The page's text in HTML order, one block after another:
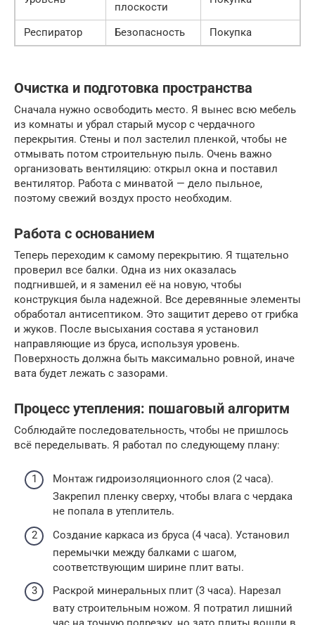
плоскости
Респиратор Безопасность Покупка
Очистка и подготовка пространства
Сначала нужно освободить место. Я вынес всю мебель
из комнаты и убрал старый мусор с чердачного
перекрытия. Стены и пол застелил пленкой, чтобы не
отмывать потом строительную пыль. Очень важно
организовать вентиляцию: открыл окна и поставил
вентилятор. Работа с минватой — дело пыльное,
поэтому свежий воздух просто необходим.
Работа с основанием
Теперь переходим к самому перекрытию. Я тщательно
проверил все балки. Одна из них оказалась
подгнившей, и я заменил её на новую, чтобы
конструкция была надежной. Все деревянные элементы
обработал антисептиком. Это защитит дерево от грибка
и жуков. После высыхания состава я установил
направляющие из бруса, используя уровень.
Поверхность должна быть максимально ровной, иначе
вата будет лежать с зазорами.
Процесс утепления: пошаговый алгоритм
Соблюдайте последовательность, чтобы не пришлось
всё переделывать. Я работал по следующему плану:
Монтаж гидроизоляционного слоя (2 часа).
Закрепил пленку сверху, чтобы влага с чердака
не попала в утеплитель.
Создание каркаса из бруса (4 часа). Установил
перемычки между балками с шагом,
соответствующим ширине плит ваты.
Раскрой минеральных плит (3 часа). Нарезал
вату строительным ножом. Я потратил лишний